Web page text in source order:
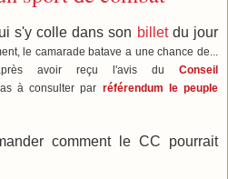
s'y colle dans son billetdu jour
le camarade batave a une chance de...
avoir reçu l'avis du Conseil
à consulter par référendum le peuple
comment le CC pourrait